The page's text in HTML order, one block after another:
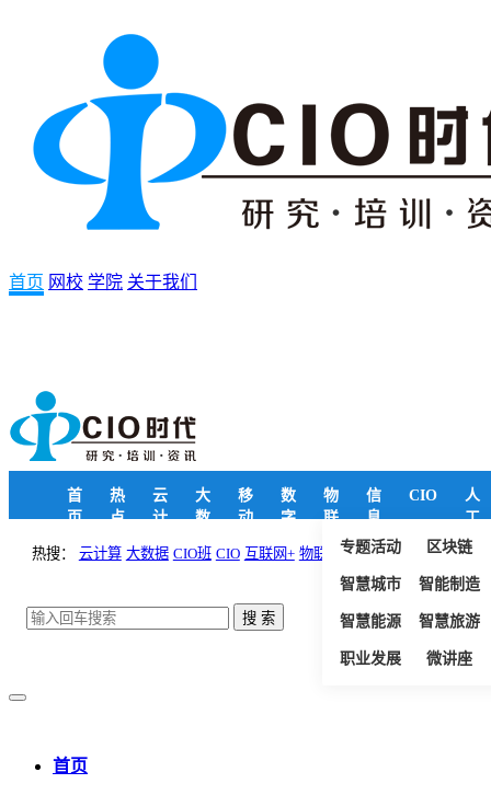
首页 网校 学院 关于我们
首
页
热
点
云
计
大
数
移
动
用
数
字
府
物
联
信
息
安
CIO
人
工
智
专题活动 区块链
智慧城市 智能制造
智慧能源 智慧旅游
职业发展 微讲座
热搜： 云计算 大数据 CIO班 CIO 互联网+ 物联网 电子政务
首页